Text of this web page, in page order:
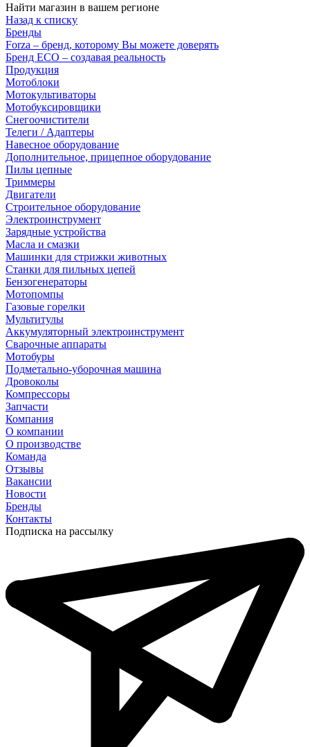
Найти магазин в вашем регионе
Назад к списку
Бренды
Forza – бренд, которому Вы можете доверять
Бренд ECO – создавая реальность
Продукция
Мотоблоки
Мотокультиваторы
Мотобуксировщики
Снегоочистители
Телеги / Адаптеры
Навесное оборудование
Дополнительное, прицепное оборудование
Пилы цепные
Триммеры
Двигатели
Строительное оборудование
Электроинструмент
Зарядные устройства
Масла и смазки
Машинки для стрижки животных
Станки для пильных цепей
Бензогенераторы
Мотопомпы
Газовые горелки
Мультитулы
Аккумуляторный электроинструмент
Сварочные аппараты
Мотобуры
Подметально-уборочная машина
Дровоколы
Компрессоры
Запчасти
Компания
О компании
О производстве
Команда
Отзывы
Вакансии
Новости
Бренды
Контакты
Подписка на рассылку